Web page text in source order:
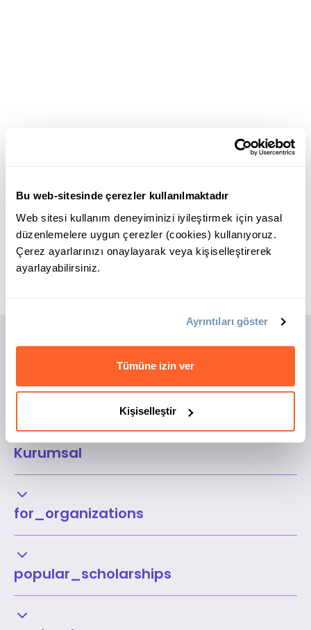
Bu web-sitesinde çerezler kullanılmaktadır
Web sitesi kullanım deneyiminizi iyileştirmek için yasal
düzenlemelere uygun çerezler (cookies) kullanıyoruz.
Çerez ayarlarınızı onaylayarak veya kişiselleştirerek
ayarlayabilirsiniz.
Ayrıntıları göster
Tümüne izin ver
Kişiselleştir
Kurumsal
for_organizations
popular_scholarships